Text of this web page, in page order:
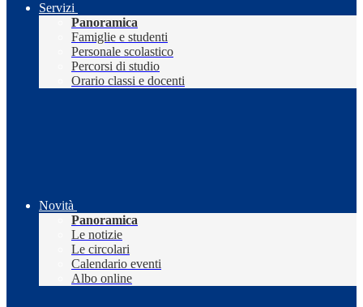
Servizi
Panoramica
Famiglie e studenti
Personale scolastico
Percorsi di studio
Orario classi e docenti
Novità
Panoramica
Le notizie
Le circolari
Calendario eventi
Albo online